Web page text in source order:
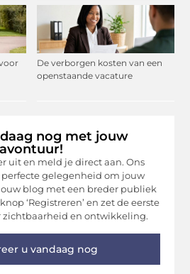
De verborgen kosten van een
openstaande vacature
nog met jouw
avontuur!
uit en meld je direct aan. Ons
gelegenheid om jouw
blog met een breder publiek
‘Registreren’ en zet de eerste
en ontwikkeling.
u vandaag nog